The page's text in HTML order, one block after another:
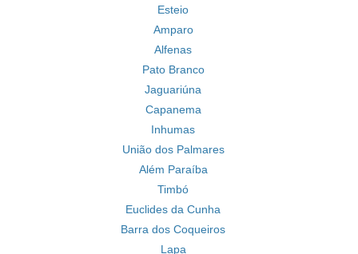
Esteio
Amparo
Alfenas
Pato Branco
Jaguariúna
Capanema
Inhumas
União dos Palmares
Além Paraíba
Timbó
Euclides da Cunha
Barra dos Coqueiros
Lapa